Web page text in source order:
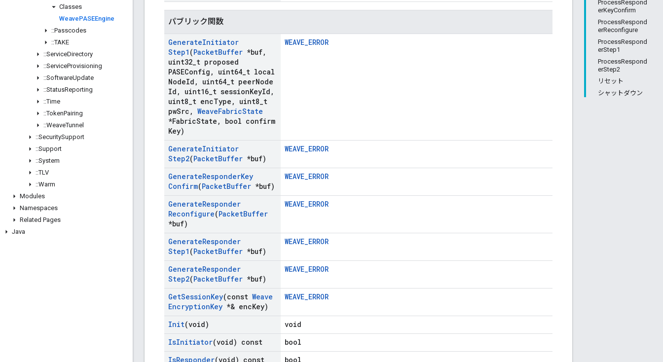
Classes
WeavePASEEngine
::Passcodes
::TAKE
::ServiceDirectory
::ServiceProvisioning
::SoftwareUpdate
::StatusReporting
::Time
::TokenPairing
::WeaveTunnel
::SecuritySupport
::Support
::System
::TLV
::Warm
Modules
Namespaces
Related Pages
Java
ProcessRespond
erKeyConfirm
ProcessRespond
erReconfigure
ProcessRespond
erStep1
ProcessRespond
erStep2
リセット
シャットダウン
パブリック関数
GenerateInitiator
Step1 (PacketBuffer *buf,
uint32 t proposed
PASEConfig , uint64 t local
NodeId , uint64 t peerNode
Id , uint16 t sessionKeyId ,
uint8 t encType , uint8 t
pwSrc , WeaveFabricState
*FabricState ,
bool confirm
Key)
WEAVE_ERROR
GenerateInitiator
Step2(PacketBuffer *buf)
WEAVE_ERROR
GenerateResponderKey
Confirm(PacketBuffer *buf)
WEAVE_ERROR
GenerateResponder
Reconfigure(PacketBuffer
*buf)
WEAVE_ERROR
GenerateResponder
Step1 (PacketBuffer *buf)
WEAVE_ERROR
GenerateResponder
Step2(PacketBuffer *buf)
WEAVE_ERROR
GetSessionKey(const Weave
EncryptionKey *& encKey)
WEAVE_ERROR
Init(void)
void
IsInitiator(void) const
bool
IsResponder(void) const
bool